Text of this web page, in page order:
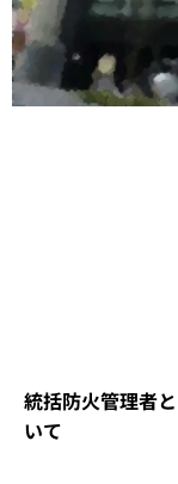
統括防火管理者
いて